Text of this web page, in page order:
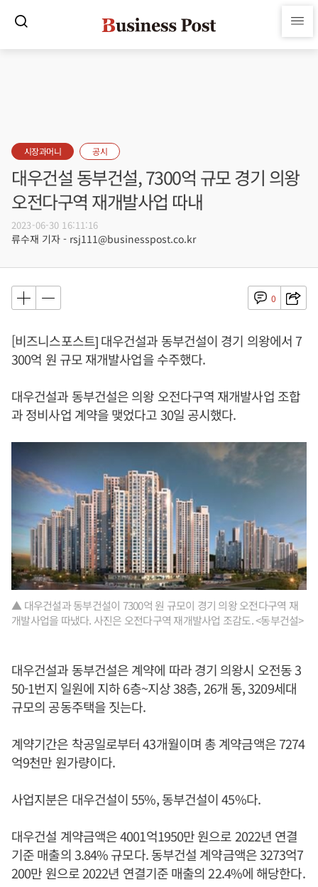
시장과머니 공시
대우건설 동부건설, 7300억 규모 경기 의왕
오전다구역 재개발사업 따내
2023-06-30 16:11:16
류수재 기자 - rsj111@businesspost.co.kr
0
[비즈니스포스트] 대우건설과 동부건설이 경기 의왕에서 7
300억 원 규모 재개발사업을 수주했다.
대우건설과 동부건설은 의왕 오전다구역 재개발사업 조합
과 정비사업 계약을 맺었다고 30일 공시했다.
▲ 대우건설과 동부건설이 7300억 원 규모이 경기 의왕 오전다구역 재
개발사업을 따냈다. 사진은 오전다구역 재개발사업 조감도. <동부건설>
대우건설과 동부건설은 계약에 따라 경기 의왕시 오전동 3
50-1번지 일원에 지하 6층~지상 38층, 26개 동, 3209세대
규모의 공동주택을 짓는다.
계약기간은 착공일로부터 43개월이며 총 계약금액은 7274
억9천만 원가량이다.
사업지분은 대우건설이 55%, 동부건설이 45%다.
대우건설 계약금액은 4001억1950만 원으로 2022년 연결
기준 매출의 3.84% 규모다. 동부건설 계약금액은 3273억7
200만 원으로 2022년 연결기준 매출의 22.4%에 해당한다.